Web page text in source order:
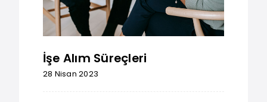
İşe Alım Süreçleri
28 Nisan 2023